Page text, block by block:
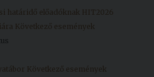
határidő előadóknak HIT2026
Következő események
Következő események